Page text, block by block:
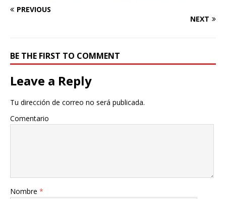
PREVIOUS
NEXT
BE THE FIRST TO COMMENT
Leave a Reply
Tu dirección de correo no será publicada.
Comentario
Nombre *